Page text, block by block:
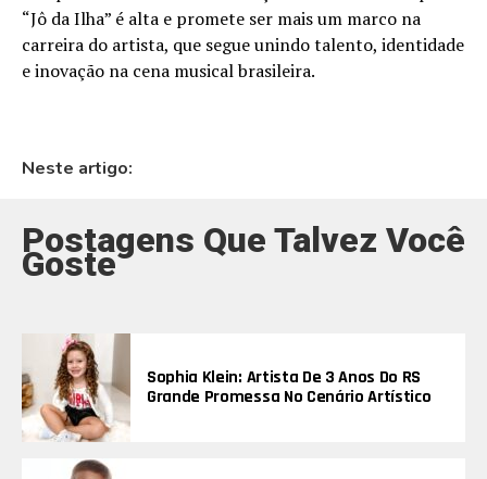
“Jô da Ilha” é alta e promete ser mais um marco na
carreira do artista, que segue unindo talento, identidade
e inovação na cena musical brasileira.
Neste artigo:
Postagens Que Talvez Você
Goste
Sophia Klein: Artista De 3 Anos Do RS
Grande Promessa No Cenário Artístico